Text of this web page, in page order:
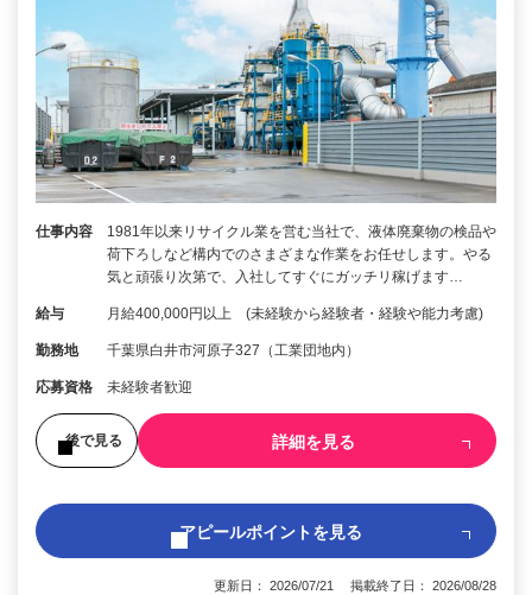
仕事内容
1981年以来リサイクル業を営む当社で、液体廃棄物の検品や
荷下ろしなど構内でのさまざまな作業をお任せします。やる
気と頑張り次第で、入社してすぐにガッチリ稼げます…
給与 月給400,000円以上 (未経験から経験者・経験や能力考慮)
勤務地 千葉県白井市河原子327（工業団地内）
応募資格 未経験者歓迎
後で見る 詳細を見る
アピールポイントを見る
更新日： 2026/07/21 掲載終了日： 2026/08/28